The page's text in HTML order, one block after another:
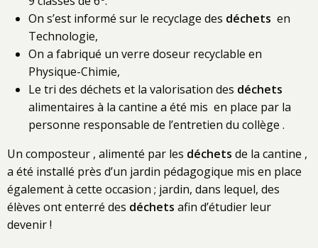
On s’est informé sur le recyclage des déchets en
Technologie,
On a fabriqué un verre doseur recyclable en
Physique-Chimie,
Le tri des déchets et la valorisation des déchets
alimentaires à la cantine a été mis en place par la
personne responsable de l’entretien du collège .
Un composteur , alimenté par les déchets de la cantine ,
a été installé près d’un jardin pédagogique mis en place
également à cette occasion ; jardin, dans lequel, des
élèves ont enterré des déchets afin d’étudier leur
devenir !